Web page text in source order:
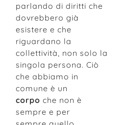
parlando di diritti che
dovrebbero già
esistere e che
riguardano la
collettività, non solo la
singola persona. Ciò
che abbiamo in
comune è un
corpo che non è
sempre e per